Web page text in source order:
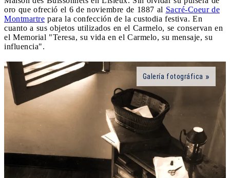
oro que ofreció el 6 de noviembre de 1887 al Sacré-Coeur de
Montmartre para la confección de la custodia festiva. En
cuanto a sus objetos utilizados en el Carmelo, se conservan en
el Memorial "Teresa, su vida en el Carmelo, su mensaje, su
influencia".
Galería fotográfica